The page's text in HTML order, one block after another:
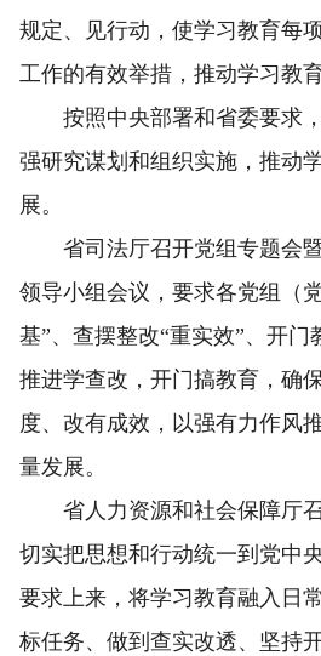
规定、见行动，使学习教育每
工作的有效举措，推动学习教
按照中央部署和省委要求，
强研究谋划和组织实施，推动
展。
省司法厅召开党组专题会暨
领导小组会议，要求各党组（
基”、查摆整改“重实效”、开门
推进学查改，开门搞教育，确
度、改有成效，以强有力作风
量发展。
省人力资源和社会保障厅召
切实把思想和行动统一到党中
要求上来，将学习教育融入日
标任务、做到查实改透、坚持